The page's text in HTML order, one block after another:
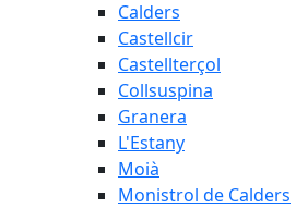
Calders
Castellcir
Castellterçol
Collsuspina
Granera
L'Estany
Moià
Monistrol de Calders